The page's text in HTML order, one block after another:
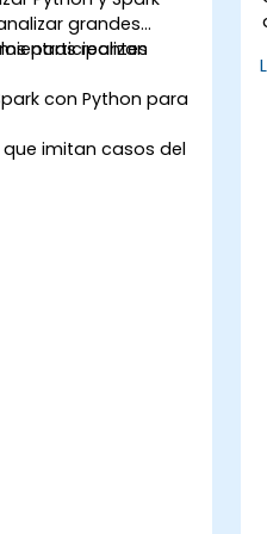
grandes
realizan
participantes
con Python para
que imitan casos del
de grandes